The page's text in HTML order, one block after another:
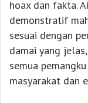
hoax dan fakta.
demonstratif
sesuai dengan
damai yang
semua
masyarakat dan